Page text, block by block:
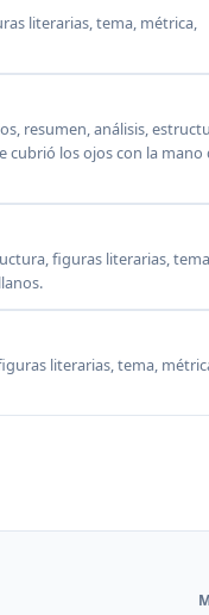
literarias, tema, métrica,
resumen, análisis,
cubrió los ojos con la mano
figuras literarias,
literarias, tema,